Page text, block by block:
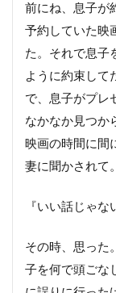
前にね、息子が
予約していた映
た。それで息子
ように約束して
で、息子がプレ
なかなか見つか
映画の時間に間
妻に聞かされて。
『いい話じゃな
その時、思った
子を何で頭ごな